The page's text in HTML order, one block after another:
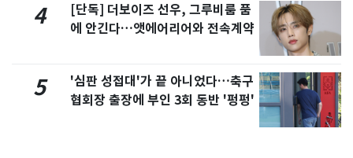
4
[단독] 더보이즈 선우, 그루비룸 품
에 안긴다…앳에어리어와 전속계약
5
'심판 성접대'가 끝 아니었다…축구
협회장 출장에 부인 3회 동반 '펑펑'